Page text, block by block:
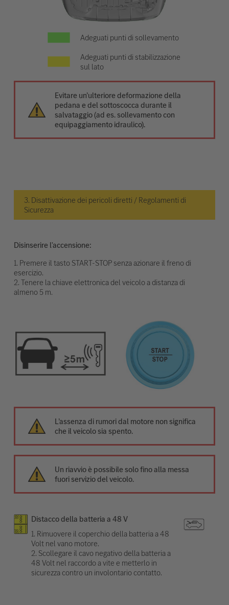
Adeguati punti di sollevamento
Adeguati punti di stabilizzazione
sul lato
Evitare un’ulteriore deformazione della
pedana e del sottoscocca durante il
salvataggio (ad es. sollevamento con
equipaggiamento idraulico).
3. Disattivazione dei pericoli diretti / Regolamenti di
Sicurezza
Disinserire l'accensione:
1. Premere il tasto START-STOP senza azionare il freno di
esercizio.
2. Tenere la chiave elettronica del veicolo a distanza di
almeno 5 m.
L’assenza di rumori dal motore non significa
che il veicolo sia spento.
Un riavvio è possibile solo fino alla messa
fuori servizio del veicolo.
Distacco della batteria a 48 V
1. Rimuovere il coperchio della batteria a 48
Volt nel vano motore.
2. Scollegare il cavo negativo della batteria a
48 Volt nel raccordo a vite e metterlo in
sicurezza contro un involontario contatto.